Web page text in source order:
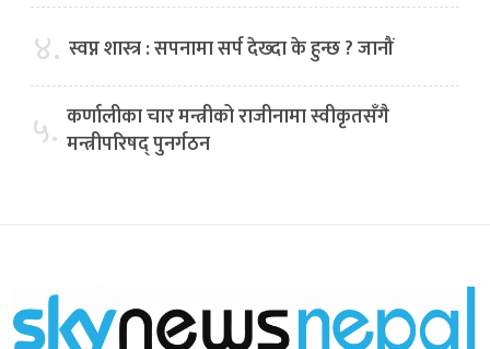
४. स्वप्न शास्त्र : सपनामा सर्प देख्दा के हुन्छ ? जानौं
५. कर्णालीका चार मन्त्रीको राजीनामा स्वीकृतसँगै
मन्त्रीपरिषद् पुनर्गठन